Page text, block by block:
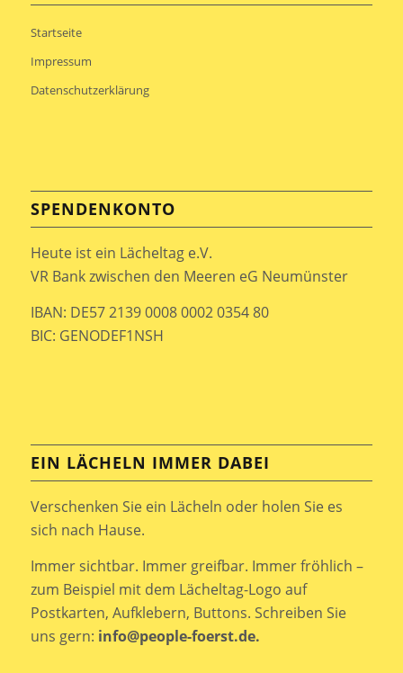
Startseite
Impressum
Datenschutzerklärung
SPENDENKONTO
Heute ist ein Lächeltag e.V.
VR Bank zwischen den Meeren eG Neumünster
IBAN: DE57 2139 0008 0002 0354 80
BIC: GENODEF1NSH
EIN LÄCHELN IMMER DABEI
Verschenken Sie ein Lächeln oder holen Sie es
sich nach Hause.
Immer sichtbar. Immer greifbar. Immer fröhlich –
zum Beispiel mit dem Lächeltag-Logo auf
Postkarten, Aufklebern, Buttons. Schreiben Sie
uns gern: info@people-foerst.de.